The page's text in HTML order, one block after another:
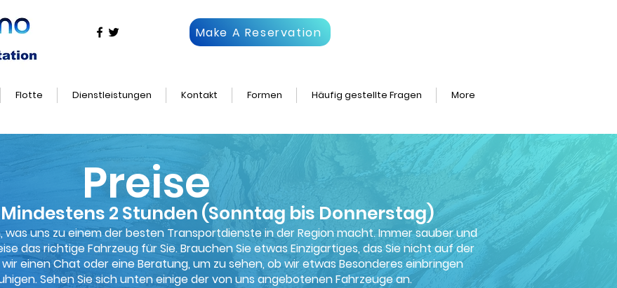
Make A Reservation
Flotte Dienstleistungen Kontakt Formen Häufig gestellte Fragen More
Preise
2 Stunden (Sonntag bis Donnerstag)
was uns zu einem der besten Transportdienste in der Region macht. Immer sauber und
das richtige Fahrzeug für Sie. Brauchen Sie etwas Einzigartiges, das Sie nicht auf der
einen Chat oder eine Beratung, um zu sehen, ob wir etwas Besonderes einbringen
Sehen Sie sich unten einige der von uns angebotenen Fahrzeuge an.